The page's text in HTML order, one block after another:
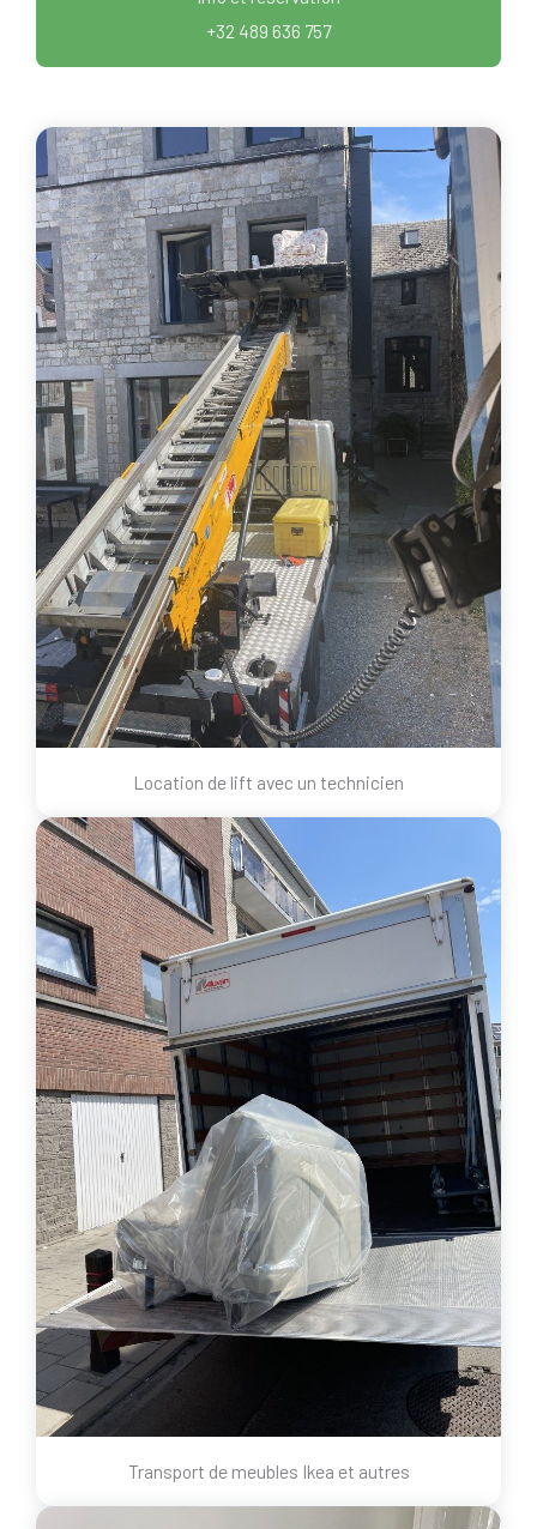
+32 489 636 757
Location de lift avec un technicien
Transport de meubles Ikea et autres